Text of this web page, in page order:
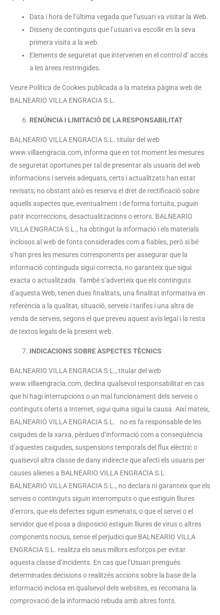
Data i hora de l’última vegada que l’usuari va visitar la Web.
Disseny de continguts que l’usuari va escollir en la seva
primera visita a la web.
Elements de seguretat que intervenen en el control d’ accés
a les àrees restringides.
Veure Política de Cookies publicada a la mateixa pàgina web de
BALNEARIO VILLA ENGRACIA S.L.
RENÚNCIA I LIMITACIÓ DE LA RESPONSABILITAT
BALNEARIO VILLA ENGRACIA S.L. titular del web
www.villaengracia.com, informa que en tot moment les mesures
de seguretat oportunes per tal de presentar als usuaris del web
informacions i serveis adequats, certs i actualitzats han estat
revisats; no obstant això es reserva el dret de rectificació sobre
aquells aspectes que, eventualment i de forma fortuïta, puguin
patir incorreccions, desactualitzacions o errors. BALNEARIO
VILLA ENGRACIA S.L., ha obtingut la informació i els materials
inclosos al web de fonts considerades com a fiables, però si bé
s’han pres les mesures corresponents per assegurar que la
informació continguda sigui correcta, no garanteix que sigui
exacta o actualitzada. També s’adverteix que els continguts
d’aquesta Web, tenen dues finalitats, una finalitat informativa en
referència a la qualitat, situació, serveis i tarifes i una altra de
venda de serveis, segons el que preveu aquest avís legal i la resta
de textos legals de la present web.
INDICACIONS SOBRE ASPECTES TÈCNICS
BALNEARIO VILLA ENGRACIA S.L., titular del web
www.villaengracia.com, declina qualsevol responsabilitat en cas
que hi hagi interrupcions o un mal funcionament dels serveis o
continguts oferts a Internet, sigui quina sigui la causa. Així mateix,
BALNEARIO VILLA ENGRACIA S.L. no es fa responsable de les
caigudes de la xarxa, pèrdues d’informació com a conseqüència
d’aquestes caigudes, suspensions temporals del flux elèctric o
qualsevol altra classe de dany indirecte que afecti els usuaris per
causes alienes a BALNEARIO VILLA ENGRACIA S.L.
BALNEARIO VILLA ENGRACIA S.L., no declara ni garanteix que els
serveis o continguts siguin interromputs o que estiguin lliures
d’errors, que els defectes siguin esmenats, o que el servei o el
servidor que el posa a disposició estiguin lliures de virus o altres
components nocius, sense el perjudici que BALNEARIO VILLA
ENGRACIA S.L. realitza els seus millors esforços per evitar
aquesta classe d’incidents. En cas que l’Usuari prengués
determinades decisions o realitzés accions sobre la base de la
informació inclosa en qualsevol dels websites, es recomana la
comprovació de la informació rebuda amb altres fonts.